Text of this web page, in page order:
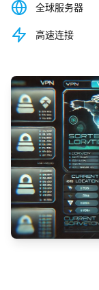
全球服务器
高速连接